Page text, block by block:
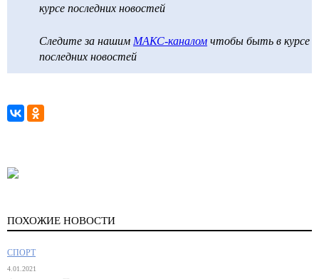
курсе последних новостей
Следите за нашим МАКС-каналом чтобы быть в курсе
последних новостей
ПОХОЖИЕ НОВОСТИ
СПОРТ
4.01.2021